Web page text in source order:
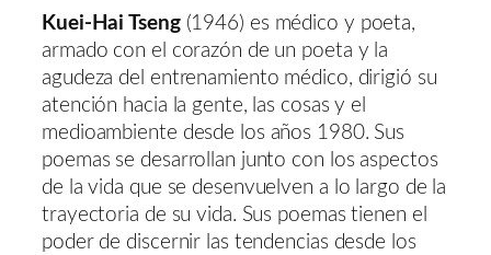
Kuei-Hai Tseng(1946) es médico y poeta,
armado con el corazón de un poeta y la
agudeza del entrenamiento médico, dirigió su
atención hacia la gente, las cosas y el
medioambiente desde los años 1980. Sus
poemas se desarrollan junto con los aspectos
de la vida que se desenvuelven a lo largo de la
trayectoria de su vida. Sus poemas tienen el
poder de discernir las tendencias desde los